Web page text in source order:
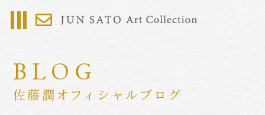
BLOG
佐藤潤オフィシャルブログ